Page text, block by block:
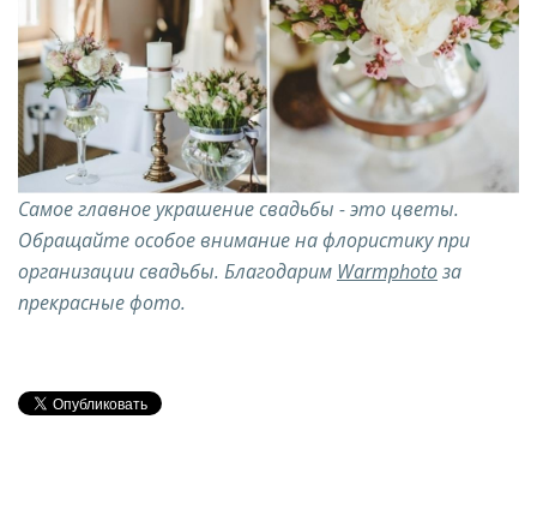
Самое главное украшение свадьбы - это цветы.
Обращайте особое внимание на флористику при
организации свадьбы. Благодарим Warmphotoза
прекрасные фото.